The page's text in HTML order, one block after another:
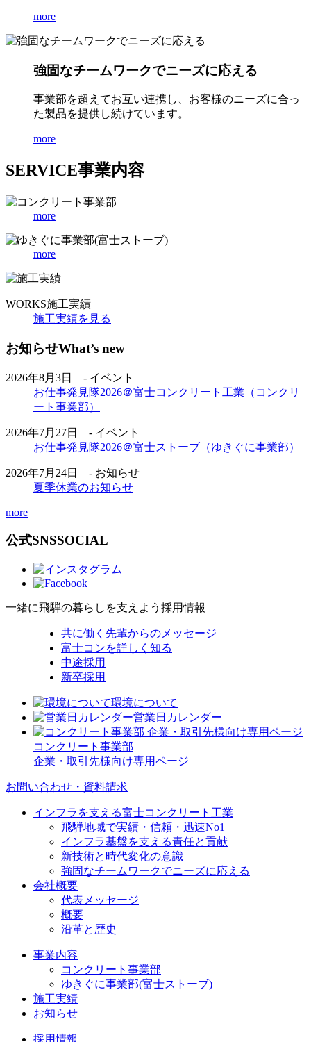
more
強固なチームワークでニーズに応える
事業部を超えてお互い連携し、お客様のニーズに合っ
た製品を提供し続けています。
more
SERVICE事業内容
more
more
WORKS施工実績
施工実績を見る
お知らせWhat’s new
2026年8月3日 - イベント
お仕事発見隊2026＠富士コンクリート工業（コンクリ
ート事業部）
2026年7月27日 - イベント
お仕事発見隊2026＠富士ストーブ（ゆきぐに事業部）
2026年7月24日 - お知らせ
夏季休業のお知らせ
more
公式SNSSOCIAL
一緒に飛騨の暮らしを支えよう 採用情報
共に働く先輩からのメッセージ
富士コンを詳しく知る
中途採用
新卒採用
環境について
営業日カレンダー
コンクリート事業部
企業・取引先様向け専用ページ
お問い合わせ・資料請求
インフラを支える富士コンクリート工業
飛騨地域で実績・信頼・迅速No1
インフラ基盤を支える責任と貢献
新技術と時代変化の意識
強固なチームワークでニーズに応える
会社概要
代表メッセージ
概要
沿革と歴史
事業内容
コンクリート事業部
ゆきぐに事業部(富士ストーブ)
施工実績
お知らせ
採用情報